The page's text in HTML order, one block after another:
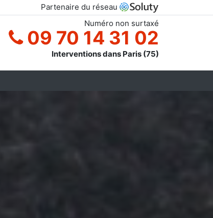
Partenaire du réseau
Numéro non surtaxé
09 70 14 31 02
Interventions dans Paris (75)